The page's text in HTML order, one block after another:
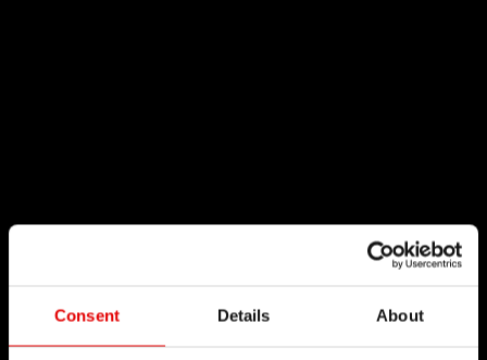
Consent Details About